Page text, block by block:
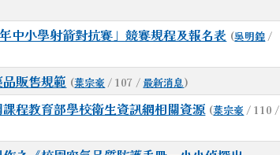
年中小學射箭對抗賽」競賽規程及報名表 (吳明鍠 /
販售規範 (葉宗豪 / 107 / 最新消息)
程教育部學校衛生資訊網相關資源 (葉宗豪 / 110 /